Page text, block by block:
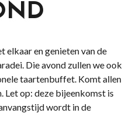
elkaar en genieten van de
Die avond zullen we ook
taartenbuffet. Komt allen
Let op: deze bijeenkomst is
wordt in de